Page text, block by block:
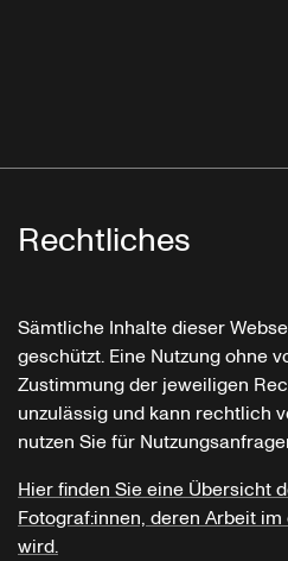
Rechtliches
Sämtliche Inhalte dieser
geschützt. Eine Nutzung ohne
Zustimmung der jeweiligen
unzulässig und kann rechtlich
nutzen Sie für
Hier finden Sie eine Übersicht
Fotograf:innen, deren Arbeit
wird.